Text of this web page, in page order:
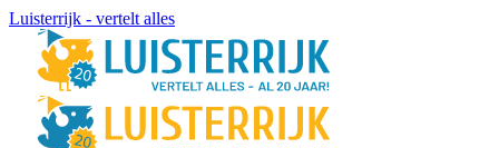
Luisterrijk - vertelt alles